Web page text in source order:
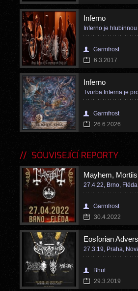
Inferno
Garmfrost
6.3.2017
Inferno
Garmfrost
26.6.2026
SOUVISEJÍCÍ REPORTY
27.4.22, Brno, Fléda
Garmfrost
30.4.2022
Bhut
29.3.2019